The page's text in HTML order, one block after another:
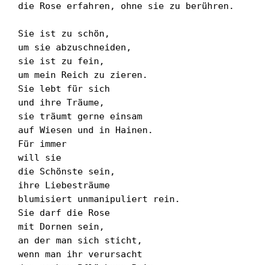
die Rose erfahren, ohne sie zu berühren.
Sie ist zu schön,
um sie abzuschneiden,
sie ist zu fein,
um mein Reich zu zieren.
Sie lebt für sich
und ihre Träume,
sie träumt gerne einsam
auf Wiesen und in Hainen.
Für immer
will sie
die Schönste sein,
ihre Liebesträume
blumisiert unmanipuliert rein.
Sie darf die Rose
mit Dornen sein,
an der man sich sticht,
wenn man ihr verursacht